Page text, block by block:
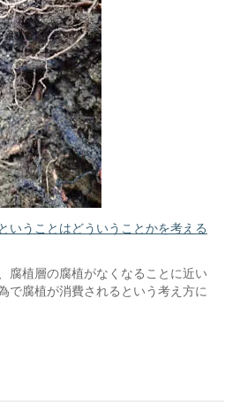
いうことはどういうことかを考える
腐植層の腐植がなくなることに近い
で腐植が消費されるという考え方に